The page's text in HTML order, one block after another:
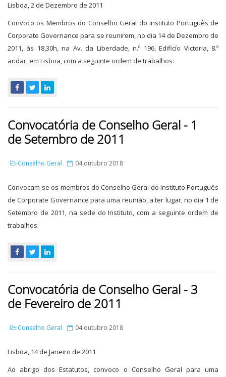
Lisboa, 2 de Dezembro de 2011
Convoco os Membros do Conselho Geral do Instituto Português de
Corporate Governance para se reunirem, no dia 14 de Dezembro de
2011, às 18,30h, na Av. da Liberdade, n.º 196, Edificío Victoria, 8.º
andar, em Lisboa, com a seguinte ordem de trabalhos:
Convocatória de Conselho Geral - 1
de Setembro de 2011
Conselho Geral 04 outubro 2018
Convocam-se os membros do Conselho Geral do Instituto Português
de Corporate Governance para uma reunião, a ter lugar, no dia 1 de
Setembro de 2011, na sede do Instituto, com a seguinte ordem de
trabalhos:
Convocatória de Conselho Geral - 3
de Fevereiro de 2011
Conselho Geral 04 outubro 2018
Lisboa, 14 de Janeiro de 2011
Ao abrigo dos Estatutos, convoco o Conselho Geral para uma